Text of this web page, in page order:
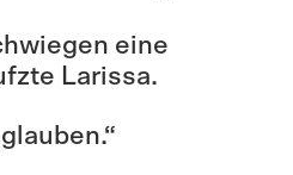
eine
Larissa.